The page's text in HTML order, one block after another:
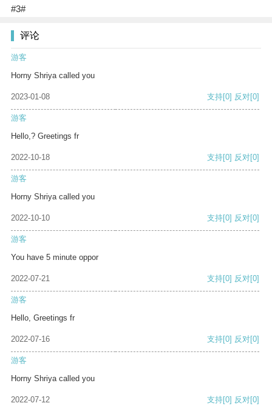
#3#
评论
游客
Horny Shriya called you
2023-01-08 支持[0] 反对[0]
游客
Hello,? Greetings fr
2022-10-18 支持[0] 反对[0]
游客
Horny Shriya called you
2022-10-10 支持[0] 反对[0]
游客
You have 5 minute oppor
2022-07-21 支持[0] 反对[0]
游客
Hello, Greetings fr
2022-07-16 支持[0] 反对[0]
游客
Horny Shriya called you
2022-07-12 支持[0] 反对[0]